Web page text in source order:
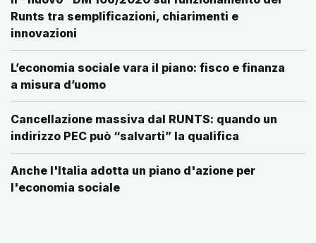
Runts tra semplificazioni, chiarimenti e
innovazioni
L’economia sociale vara il piano: fisco e finanza
a misura d’uomo
Cancellazione massiva dal RUNTS: quando un
indirizzo PEC può “salvarti” la qualifica
Anche l'Italia adotta un piano d'azione per
l'economia sociale